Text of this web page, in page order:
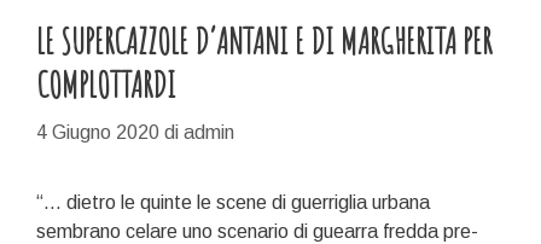
LE SUPERCAZZOLE D’ANTANI E DI MARGHERITA PER
COMPLOTTARDI
4 Giugno 2020 di admin
“… dietro le quinte le scene di guerriglia urbana
sembrano celare uno scenario di guearra fredda pre-